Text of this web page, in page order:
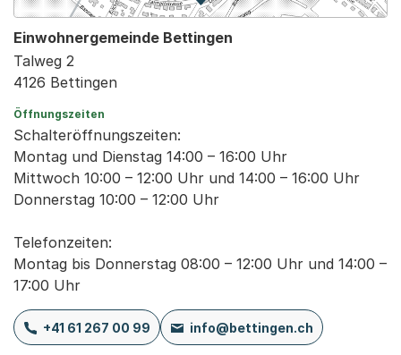
Einwohnergemeinde Bettingen
Talweg 2
4126 Bettingen
Öffnungszeiten
Schalteröffnungszeiten:
Montag und Dienstag 14:00 – 16:00 Uhr
Mittwoch 10:00 – 12:00 Uhr und 14:00 – 16:00 Uhr
Donnerstag 10:00 – 12:00 Uhr
Telefonzeiten:
Montag bis Donnerstag 08:00 – 12:00 Uhr und 14:00 –
17:00 Uhr
+41 61 267 00 99 info@bettingen.ch